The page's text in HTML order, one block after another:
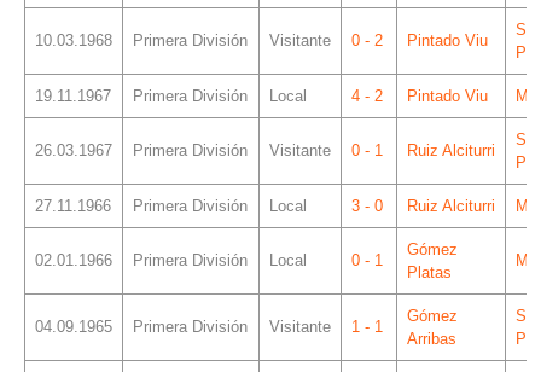
10.03.1968 Primera División Visitante 0 - 2 Pintado Viu
19.11.1967 Primera División Local 4 - 2 Pintado Viu
26.03.1967 Primera División Visitante 0 - 1 Ruiz Alciturri
27.11.1966 Primera División Local 3 - 0 Ruiz Alciturri
02.01.1966 Primera División Local 0 - 1
Gómez
Platas
04.09.1965 Primera División Visitante 1 - 1
Gómez
Arribas